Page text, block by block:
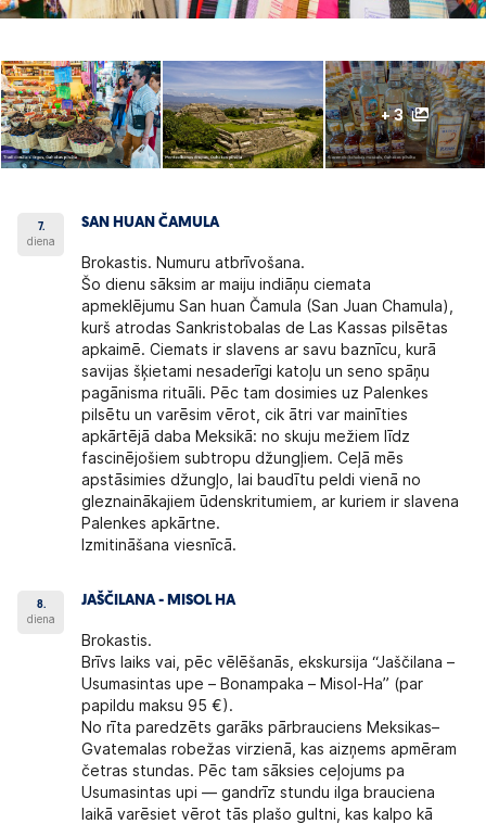
+ 3
7.
diena
SAN HUAN ČAMULA
Brokastis. Numuru atbrīvošana.
Šo dienu sāksim ar maiju indiāņu ciemata
apmeklējumu San huan Čamula (San Juan Chamula),
kurš atrodas Sankristobalas de Las Kassas pilsētas
apkaimē. Ciemats ir slavens ar savu baznīcu, kurā
savijas šķietami nesaderīgi katoļu un seno spāņu
pagānisma rituāli. Pēc tam dosimies uz Palenkes
pilsētu un varēsim vērot, cik ātri var mainīties
apkārtējā daba Meksikā: no skuju mežiem līdz
fascinējošiem subtropu džungļiem. Ceļā mēs
apstāsimies džungļo, lai baudītu peldi vienā no
gleznainākajiem ūdenskritumiem, ar kuriem ir slavena
Palenkes apkārtne.
Izmitināšana viesnīcā.
8.
diena
JAŠČILANA - MISOL HA
Brokastis.
Brīvs laiks vai, pēc vēlēšanās, ekskursija “Jaščilana –
Usumasintas upe – Bonampaka – Misol-Ha” (par
papildu maksu 95 €).
No rīta paredzēts garāks pārbrauciens Meksikas–
Gvatemalas robežas virzienā, kas aizņems apmēram
četras stundas. Pēc tam sāksies ceļojums pa
Usumasintas upi — gandrīz stundu ilga brauciena
laikā varēsiet vērot tās plašo gultni, kas kalpo kā